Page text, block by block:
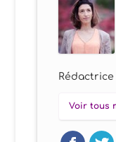
Voir tous